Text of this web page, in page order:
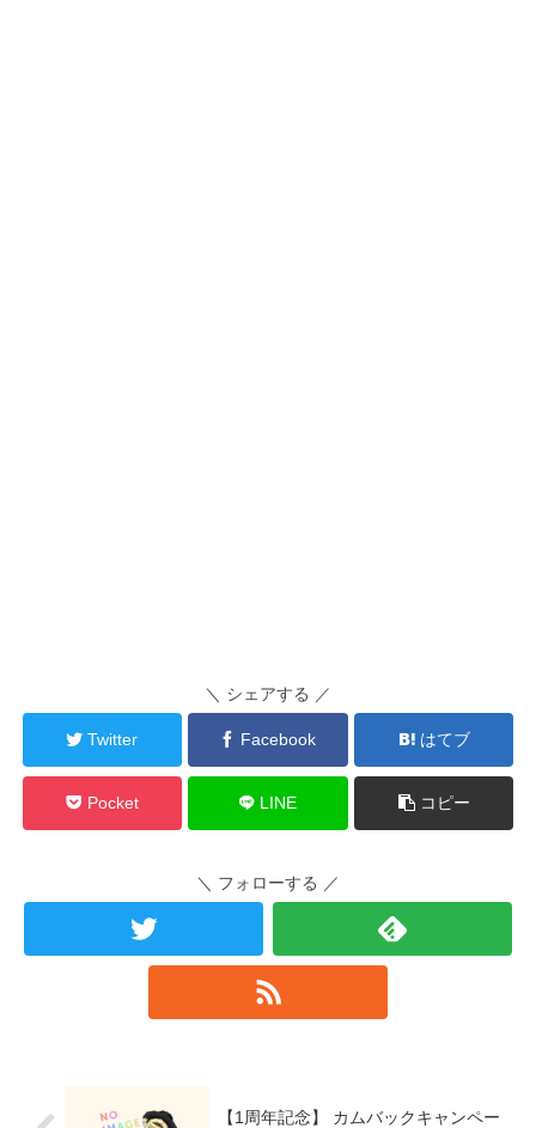
＼ シェアする ／
Twitter Facebook はてブ
Pocket LINE コピー
＼ フォローする ／
【1周年記念】 カムバックキャンペー